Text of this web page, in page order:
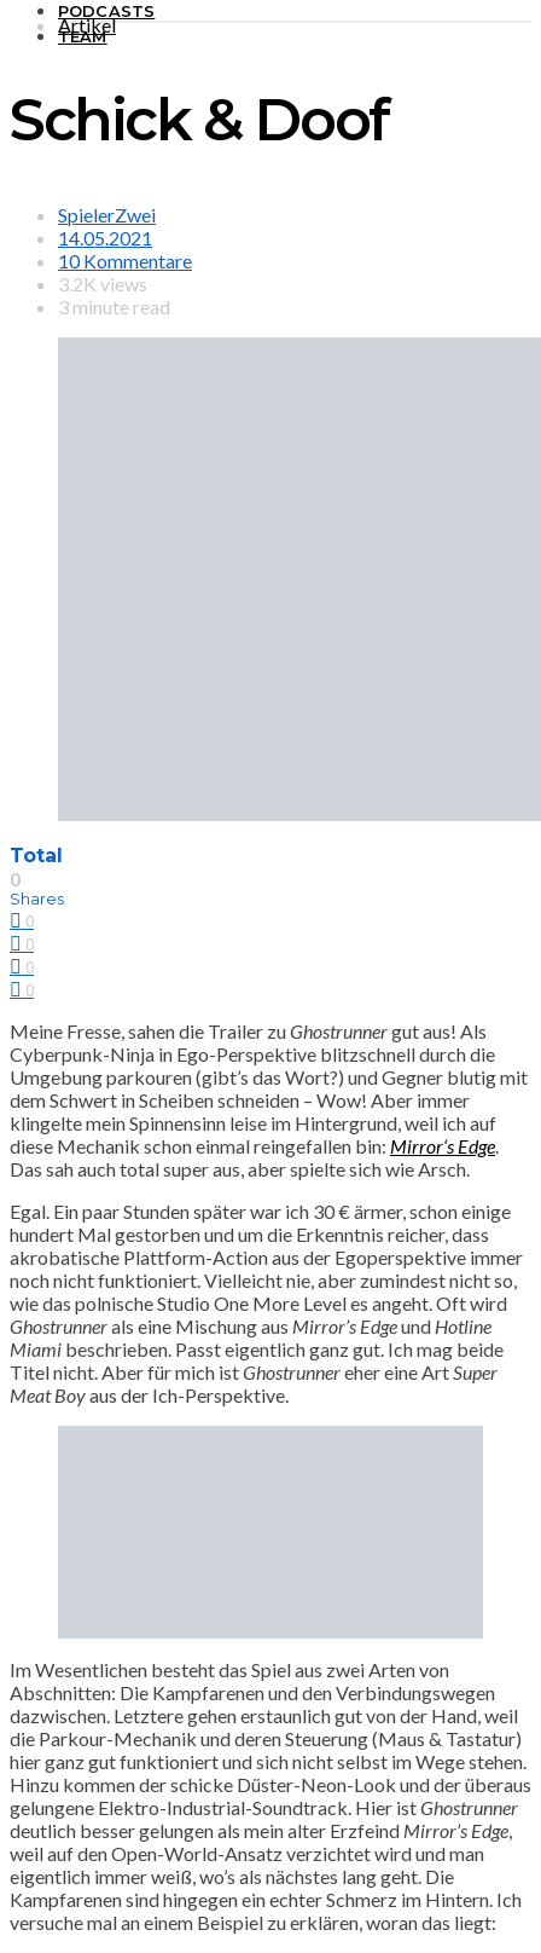
PODCASTS
TEAM
Artikel
Schick & Doof
SpielerZwei
14.05.2021
10 Kommentare
3.2K views
3 minute read
Total
0
Shares
0
0
0
0
Meine Fresse, sahen die Trailer zuGhostrunnergut aus! Als
Cyberpunk-Ninja in Ego-Perspektive blitzschnell durch die
Umgebung parkouren (gibt’s das Wort?) und Gegner blutig mit
dem Schwert in Scheiben schneiden – Wow! Aber immer
klingelte mein Spinnensinn leise im Hintergrund, weil ich auf
diese Mechanik schon einmal reingefallen bin: Mirror‘s Edge
Das sah auch total super aus, aber spielte sich wie Arsch.
Egal. Ein paar Stunden später war ich 30 € ärmer, schon einige
hundert Mal gestorben und um die Erkenntnis reicher, dass
akrobatische Plattform-Action aus der Egoperspektive immer
noch nicht funktioniert. Vielleicht nie, aber zumindest nicht so,
wie das polnische Studio One More Level es angeht. Oft wird
Ghostrunnerals eine Mischung aus Mirror’s Edgeund Hotline
Miami beschrieben. Passt eigentlich ganz gut. Ich mag beide
Titel nicht. Aber für mich istGhostrunnereher eine Art Super
Meat Boyaus der Ich-Perspektive.
Im Wesentlichen besteht das Spiel aus zwei Arten von
Abschnitten: Die Kampfarenen und den Verbindungswegen
dazwischen. Letztere gehen erstaunlich gut von der Hand, weil
die Parkour-Mechanik und deren Steuerung (Maus & Tastatur)
hier ganz gut funktioniert und sich nicht selbst im Wege stehen.
Hinzu kommen der schicke Düster-Neon-Look und der überaus
gelungene Elektro-Industrial-Soundtrack. Hier istGhostrunner
deutlich besser gelungen als mein alter Erzfeind Mirror’s Edge
weil auf den Open-World-Ansatz verzichtet wird und man
eigentlich immer weiß, wo’s als nächstes lang geht. Die
Kampfarenen sind hingegen ein echter Schmerz im Hintern. Ich
versuche mal an einem Beispiel zu erklären, woran das liegt: